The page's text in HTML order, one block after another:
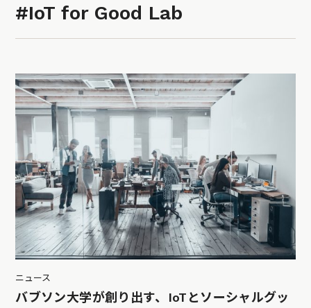
#IoT for Good Lab
ニュース
バブソン大学が創り出す、IoTとソーシャルグッ